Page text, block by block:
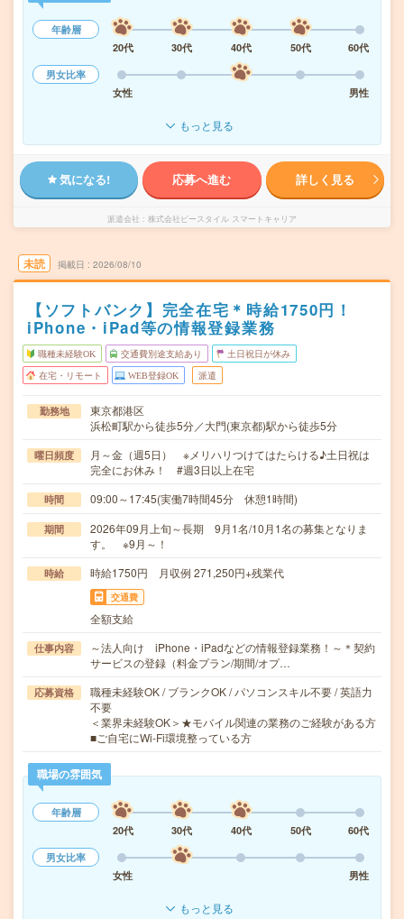
年齢層
20代
30代 40代 50代
60代
男女比率
女性
男性
もっと見る
気になる! 応募へ進む 詳しく見る
派遣会社 株式会社ビースタイル スマートキャリア
未読 掲載日 2026/08/10
【ソフトバンク】完全在宅＊時給1750円！
iPhone・iPad等の情報登録業務
職種未経験OK 交通費別途支給あり 土日祝日が休み
在宅・リモート WEB登録OK 派遣
勤務地
東京都港区
浜松町駅から徒歩5分／大門(東京都)駅から徒歩5分
曜日頻度
月～金（週5日） ※メリハリつけてはたらける♪土日祝は
完全にお休み！ #週3日以上在宅
時間 09:00～17:45(実働7時間45分 休憩1時間)
期間
2026年09月上旬～長期 9月1名/10月1名の募集となりま
す。 ※9月～！
時給 時給1750円 月収例 271,250円+残業代
交通費
全額支給
仕事内容
～法人向け iPhone・iPadなどの情報登録業務！～＊契約
サービスの登録（料金プラン/期間/オプ…
応募資格
職種未経験OK / ブランクOK / パソコンスキル不要 / 英語力
不要
＜業界未経験OK＞★モバイル関連の業務のご経験がある方
■ご自宅にWi-Fi環境整っている方
職場の雰囲気
年齢層
20代
30代 40代 50代
60代
男女比率
女性
男性
もっと見る